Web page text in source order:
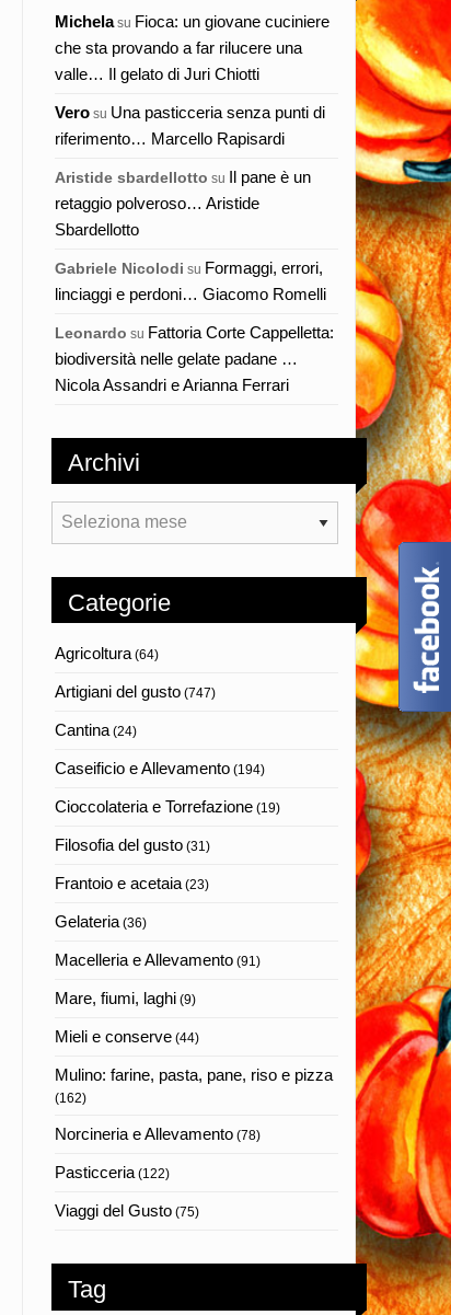
Michelasu Fioca: un giovane cuciniere
che sta provando a far rilucere una
valle… Il gelato di Juri Chiotti
Vero su Una pasticceria senza punti di
riferimento… Marcello Rapisardi
Aristide sbardellotto su Il pane è un
retaggio polveroso… Aristide
Sbardellotto
Gabriele Nicolodi su Formaggi, errori,
linciaggi e perdoni… Giacomo Romelli
Leonardo su Fattoria Corte Cappelletta:
biodiversità nelle gelate padane …
Nicola Assandri e Arianna Ferrari
Archivi
Archivi
Categorie
Agricoltura(64)
Artigiani del gusto (747)
Cantina(24)
Caseificio e Allevamento (194)
Cioccolateria e Torrefazione (19)
Filosofia del gusto (31)
Frantoio e acetaia(23)
Gelateria(36)
Macelleria e Allevamento (91)
Mare, fiumi, laghi (9)
Mieli e conserve (44)
Mulino: farine, pasta, pane, riso e pizza
(162)
Norcineria e Allevamento (78)
Pasticceria(122)
Viaggi del Gusto (75)
Tag